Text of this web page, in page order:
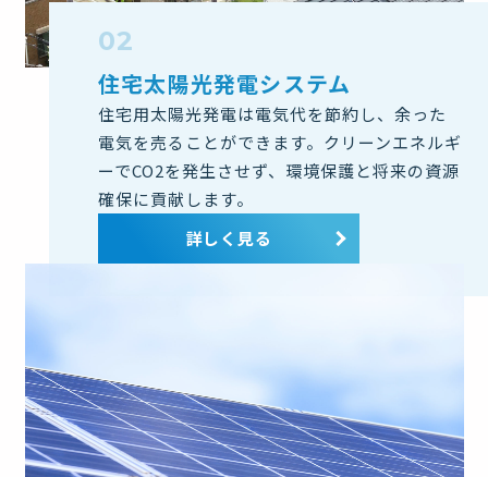
住宅太陽光発電システム
住宅用太陽光発電は電気代を節約し、余った
電気を売ることができます。クリーンエネルギ
ーでCO2を発生させず、環境保護と将来の資源
確保に貢献します。
詳しく見る